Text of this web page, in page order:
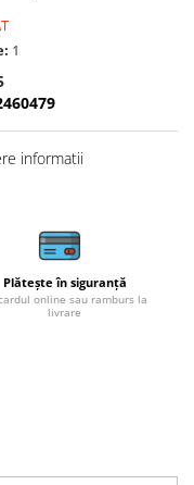
1
informatii
Plătește în siguranță
online sau ramburs la
livrare